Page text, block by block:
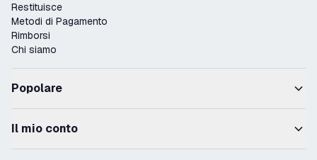
Restituisce
Metodi di Pagamento
Rimborsi
Chi siamo
Popolare
Il mio conto